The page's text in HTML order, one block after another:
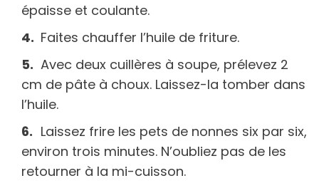
épaisse et coulante.
Faites chauffer l’huile de friture.
Avec deux cuillères à soupe, prélevez 2
cm de pâte à choux. Laissez-la tomber dans
l’huile.
Laissez frire les pets de nonnes six par six,
environ trois minutes. N’oubliez pas de les
retourner à la mi-cuisson.